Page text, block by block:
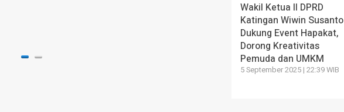
Peralatan Sekolah untuk Siswa SD
Wakil Ketua II DPRD
Katingan Wiwin Susanto
Dukung Event Hapakat,
Dorong Kreativitas
Pemuda dan UMKM
5 September 2025 | 22:39 WIB